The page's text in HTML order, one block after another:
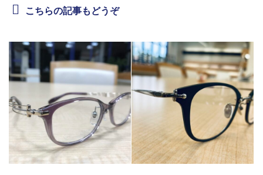
こちらの記事もどうぞ